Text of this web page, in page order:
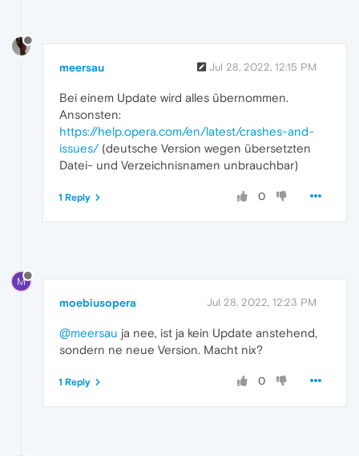
meersau Jul 28, 2022, 12:15 PM
Bei einem Update wird alles übernommen.
Ansonsten:
https://help.opera.com/en/latest/crashes-and-
issues/(deutsche Version wegen übersetzten
Datei- und Verzeichnisnamen unbrauchbar)
0
1 Reply
M
moebiusopera Jul 28, 2022, 12:23 PM
@meersau ja nee, ist ja kein Update anstehend,
sondern ne neue Version. Macht nix?
0
1 Reply